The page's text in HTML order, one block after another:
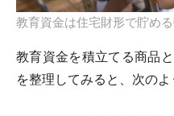
教育資金は住宅財形で貯める
教育資金を積立てる商品
を整理してみると、次のよ